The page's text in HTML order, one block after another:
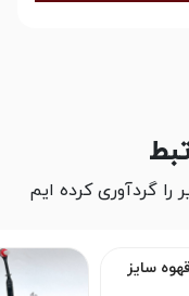
گردآوری کرده ایم
سایز